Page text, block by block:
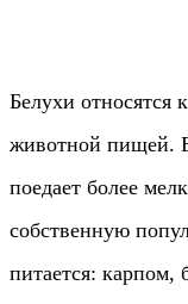
Белухи
животной пищей.
поедает более
собственную
питается: карпом,